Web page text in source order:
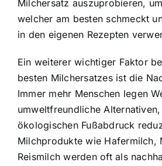
Milchersatz auszuprobieren,
welcher am besten schmeckt
in den eigenen Rezepten
Ein weiterer wichtiger Faktor
besten Milchersatzes ist die
Immer mehr Menschen legen
umweltfreundliche
ökologischen Fußabdruck
Milchprodukte wie Hafermilch,
Reismilch werden oft als